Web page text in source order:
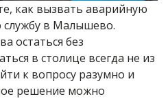
как вызвать аварийную
в Малышево.
остаться без
в столице всегда не из
к вопросу разумно и
решение можно